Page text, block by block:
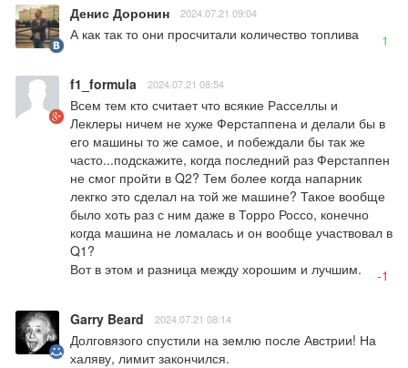
Денис Доронин 2024.07.21 09:04
А как так то они просчитали количество топлива 1
f1_formula 2024.07.21 08:54
Всем тем кто считает что всякие Расселлы и
Леклеры ничем не хуже Ферстаппена и делали бы в
его машины то же самое, и побеждали бы так же
часто...подскажите, когда последний раз Ферстаппен
не смог пройти в Q2? Тем более когда напарник
лекгко это сделал на той же машине? Такое вообще
было хоть раз с ним даже в Торро Россо, конечно
когда машина не ломалась и он вообще участвовал в
Q1?
Вот в этом и разница между хорошим и лучшим.
-1
Garry Beard 2024.07.21 08:14
Долговязого спустили на землю после Австрии! На
халяву, лимит закончился.